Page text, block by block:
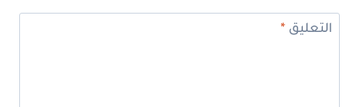
التعليق *